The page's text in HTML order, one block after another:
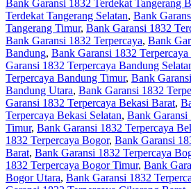
Bank Garansi 1832 Terdekat Tangerang
Terdekat Tangerang Selatan, Bank
Tangerang Timur, Bank Garansi 1832
Bank Garansi 1832 Terpercaya, Bank
Bandung, Bank Garansi 1832
Garansi 1832 Terpercaya Bandung
Terpercaya Bandung Timur, Bank
Bandung Utara, Bank Garansi 1832
Garansi 1832 Terpercaya Bekasi Barat,
Terpercaya Bekasi Selatan, Bank Garansi
Timur, Bank Garansi 1832 Terpercaya
1832 Terpercaya Bogor, Bank Garansi
Barat, Bank Garansi 1832 Terpercaya
1832 Terpercaya Bogor Timur, Bank
Bogor Utara, Bank Garansi 1832